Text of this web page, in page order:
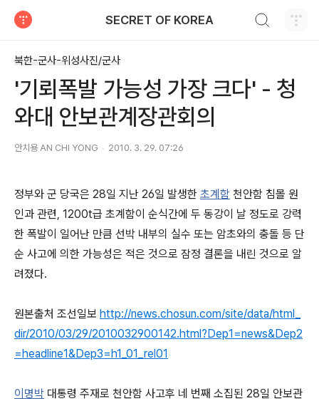
SECRET OF KOREA
북한-군사-위성사진/군사
'기뢰폭발 가능성 가장 크다' - 청
와대 안보관계장관회의
안치용 AN CHI YONG 2010. 3. 29. 07:26
정부와 군 당국은 28일 지난 26일 발생한 초계함 천안함 침몰 원
인과 관련, 1200t급 초계함이 순식간에 두 동강이 날 정도로 강력
한 폭발이 일어난 만큼 선박 내부의 실수 또는 암초와의 충돌 등 단
순 사고에 의한 가능성은 적은 것으로 잠정 결론을 내린 것으로 알
려졌다.
원본출처 조선일보 http://news.chosun.com/site/data/html_
dir/2010/03/29/2010032900142.html?Dep1=news&Dep2
=headline1&Dep3=h1_01_rel01
이명박 대통령 주재로 천안함 사고후 네 번째 소집된 28일 안보관